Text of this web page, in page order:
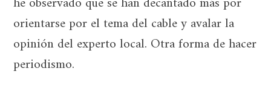
orientarse por el tema del cable y avalar la
opinión del experto local. Otra forma de hacer
periodismo.